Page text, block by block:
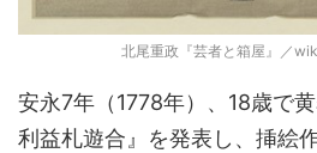
北尾重政『芸者と箱屋』／
安永7年（1778年）、18歳で
利益札遊合』を発表し、挿絵